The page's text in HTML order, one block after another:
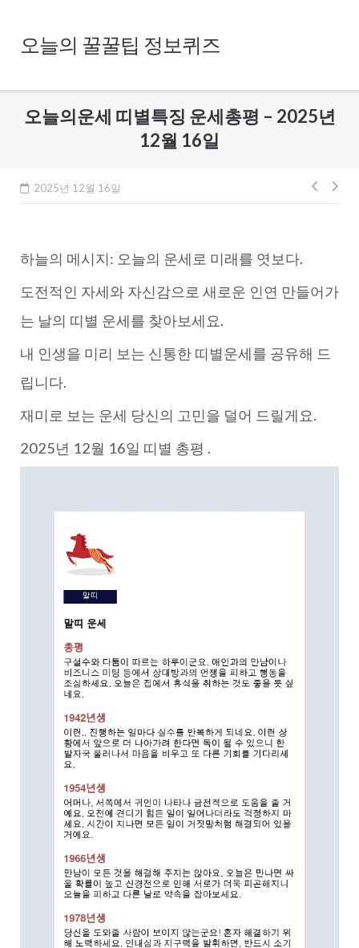
content오늘의 꿀꿀팁 정보퀴즈
오늘의운세 띠별특징 운세총평 – 2025년
12월 16일
2025년 12월 16일
글
이
하늘의 메시지: 오늘의 운세로 미래를 엿보다.
도전적인 자세와 자신감으로 새로운 인연 만들어가
는 날의 띠별 운세를 찾아보세요.
내 인생을 미리 보는 신통한 띠별운세를 공유해 드
립니다.
재미로 보는 운세 당신의 고민을 덜어 드릴게요.
2025년 12월 16일 띠별 총평 .